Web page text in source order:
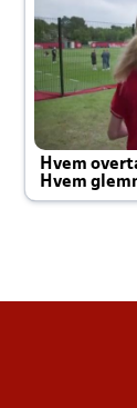
Hvem
Hvem
Joachim